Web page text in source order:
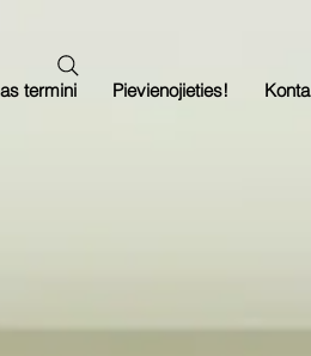
termini Pievienojieties!